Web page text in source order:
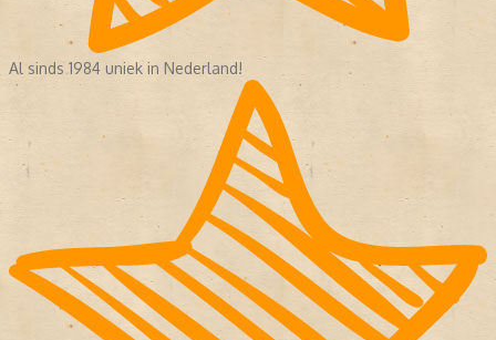
Al sinds 1984 uniek in Nederland!